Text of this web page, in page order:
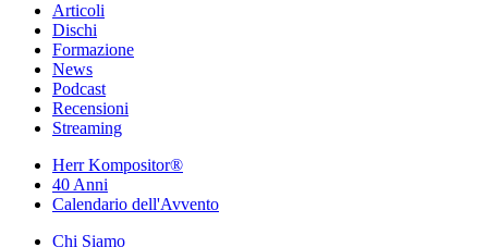
Articoli
Dischi
Formazione
News
Podcast
Recensioni
Streaming
Herr Kompositor®
40 Anni
Calendario dell'Avvento
Chi Siamo